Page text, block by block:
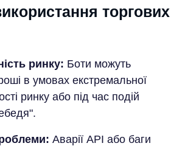
торгових
ринку: Боти можуть
в умовах екстремальної
ринку або під час подій
Аварії API або баги